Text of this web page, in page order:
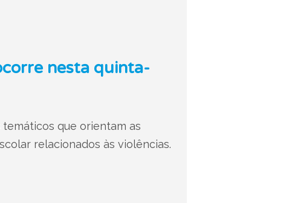
nesta quinta-
temáticos que orientam as
relacionados às violências.